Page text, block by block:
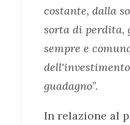
costante, dalla
sorta di perdita,
sempre e
guadagno”.
In relazione al